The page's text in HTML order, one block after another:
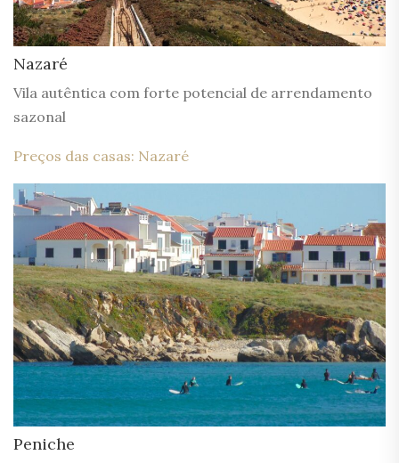
Nazaré
Vila autêntica com forte potencial de arrendamento
sazonal
Preços das casas: Nazaré
Peniche